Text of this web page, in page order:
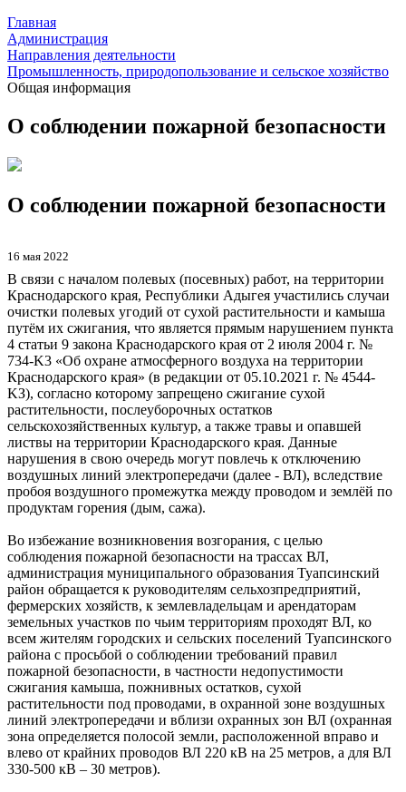
Главная
Администрация
Направления деятельности
Промышленность, природопользование и сельское хозяйство
Общая информация
О соблюдении пожарной безопасности
О соблюдении пожарной безопасности
16 мая 2022
В связи с началом полевых (посевных) работ, на территории
Краснодарского края, Республики Адыгея участились случаи
очистки полевых угодий от сухой растительности и камыша
путём их сжигания, что является прямым нарушением пункта
4 статьи 9 закона Краснодарского края от 2 июля 2004 г. №
734-K3 «Об охране атмосферного воздуха на территории
Краснодарского края» (в редакции от 05.10.2021 г. № 4544-
KЗ), согласно которому запрещено сжигание сухой
растительности, послеуборочных остатков
сельскохозяйственных культур, а также травы и опавшей
листвы на территории Краснодарского края. Данные
нарушения в свою очередь могут повлечь к отключению
воздушных линий электропередачи (далее - ВЛ), вследствие
пробоя воздушного промежутка между проводом и землёй по
продуктам горения (дым, сажа).
Во избежание возникновения возгорания, с целью
соблюдения пожарной безопасности на трассах ВЛ,
администрация муниципального образования Туапсинский
район обращается к руководителям сельхозпредприятий,
фермерских хозяйств, к землевладельцам и арендаторам
земельных участков по чьим территориям проходят ВЛ, ко
всем жителям городских и сельских поселений Туапсинского
района с просьбой о соблюдении требований правил
пожарной безопасности, в частности недопустимости
сжигания камыша, пожнивных остатков, сухой
растительности под проводами, в охранной зоне воздушных
линий электропередачи и вблизи охранных зон ВЛ (охранная
зона определяется полосой земли, расположенной вправо и
влево от крайних проводов ВЛ 220 кВ на 25 метров, а для ВЛ
330-500 кВ – 30 метров).